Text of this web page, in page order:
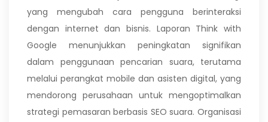
yang mengubah cara pengguna berinteraksi
dengan internet dan bisnis. Laporan Think with
Google menunjukkan peningkatan signifikan
dalam penggunaan pencarian suara, terutama
melalui perangkat mobile dan asisten digital, yang
mendorong perusahaan untuk mengoptimalkan
strategi pemasaran berbasis SEO suara. Organisasi